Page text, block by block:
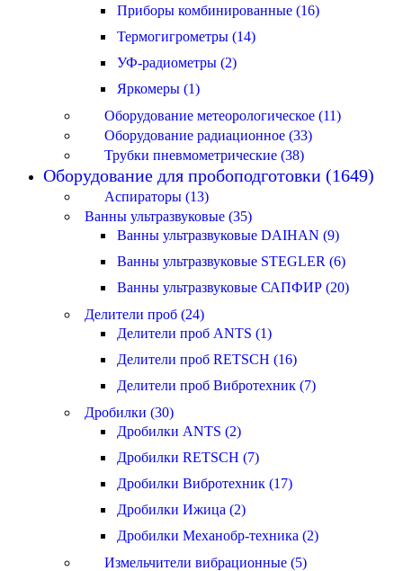
Приборы комбинированные (16)
Термогигрометры (14)
УФ-радиометры (2)
Яркомеры (1)
Оборудование метеорологическое (11)
Оборудование радиационное (33)
Трубки пневмометрические (38)
Оборудование для пробоподготовки (1649)
Аспираторы (13)
Ванны ультразвуковые (35)
Ванны ультразвуковые DAIHAN (9)
Ванны ультразвуковые STEGLER (6)
Ванны ультразвуковые САПФИР (20)
Делители проб (24)
Делители проб ANTS (1)
Делители проб RETSCH (16)
Делители проб Вибротехник (7)
Дробилки (30)
Дробилки ANTS (2)
Дробилки RETSCH (7)
Дробилки Вибротехник (17)
Дробилки Ижица (2)
Дробилки Механобр-техника (2)
Измельчители вибрационные (5)